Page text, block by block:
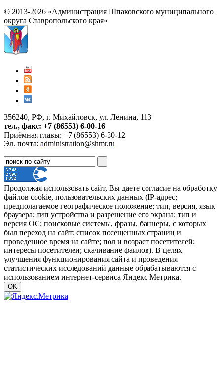
© 2013-2026 «Администрация Шпаковского муниципального
округа Ставропольского края»
356240, РФ, г. Михайловск, ул. Ленина, 113
тел., факс: +7 (86553) 6-00-16
Приёмная главы: +7 (86553) 6-30-12
Эл. почта: administration@shmr.ru
Продолжая использовать сайт, Вы даете согласие на обработку
файлов cookie, пользовательских данных (IP-адрес;
предполагаемое географическое положение; тип, версия, язык
браузера; тип устройства и разрешение его экрана; тип и
версия ОС; поисковые системы, фразы, баннеры, с которых
был переход на сайт; список посещенных страниц и
проведенное время на сайте; пол и возраст посетителей;
интересы посетителей; скачивание файлов). В целях
улучшения функционирования сайта и проведения
статистических исследований данные обрабатываются с
использованием интернет-сервиса Яндекс Метрика.
OK